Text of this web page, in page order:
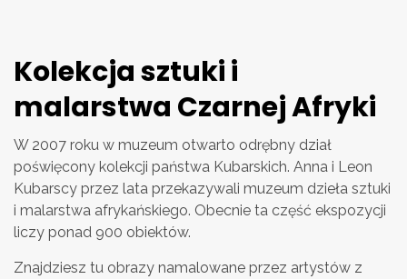
Kolekcja sztuki i
malarstwa Czarnej Afryki
W 2007 roku w muzeum otwarto odrębny dział
poświęcony kolekcji państwa Kubarskich. Anna i Leon
Kubarscy przez lata przekazywali muzeum dzieła sztuki
i malarstwa afrykańskiego. Obecnie ta część ekspozycji
liczy ponad 900 obiektów.
Znajdziesz tu obrazy namalowane przez artystów z